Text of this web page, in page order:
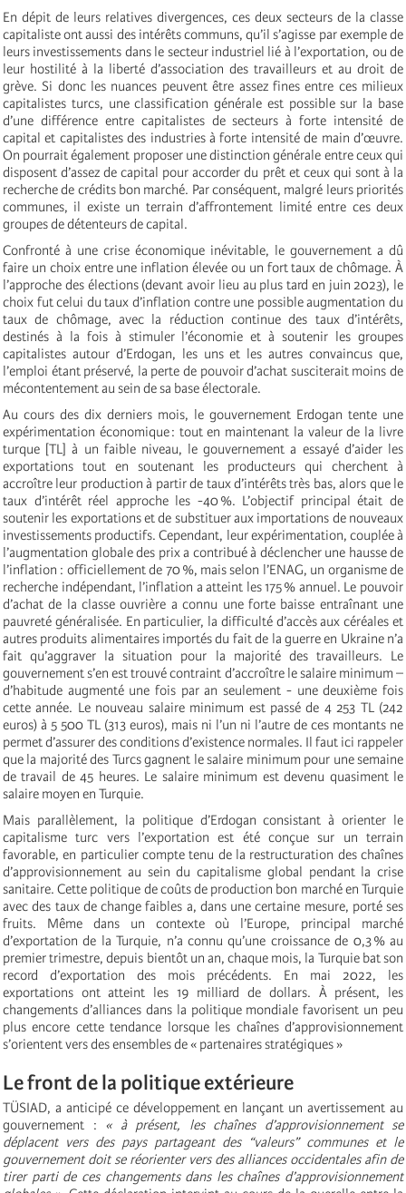
En dépit de leurs relatives divergences, ces deux secteurs de la classe
capitaliste ont aussi des intérêts communs, qu’il s’agisse par exemple de
leurs investissements dans le secteur industriel lié à l’exportation, ou de
leur hostilité à la liberté d’association des travailleurs et au droit de
grève. Si donc les nuances peuvent être assez fines entre ces milieux
capitalistes turcs, une classification générale est possible sur la base
d’une différence entre capitalistes de secteurs à forte intensité de
capital et capitalistes des industries à forte intensité de main d’œuvre.
On pourrait également proposer une distinction générale entre ceux qui
disposent d’assez de capital pour accorder du prêt et ceux qui sont à la
recherche de crédits bon marché. Par conséquent, malgré leurs priorités
communes, il existe un terrain d’affrontement limité entre ces deux
groupes de détenteurs de capital.
Confronté à une crise économique inévitable, le gouvernement a dû
faire un choix entre une inflation élevée ou un fort taux de chômage. À
l’approche des élections (devant avoir lieu au plus tard en juin 2023), le
choix fut celui du taux d’inflation contre une possible augmentation du
taux de chômage, avec la réduction continue des taux d’intérêts,
destinés à la fois à stimuler l’économie et à soutenir les groupes
capitalistes autour d’Erdogan, les uns et les autres convaincus que,
l’emploi étant préservé, la perte de pouvoir d’achat susciterait moins de
mécontentement au sein de sa base électorale.
Au cours des dix derniers mois, le gouvernement Erdogan tente une
expérimentation économique : tout en maintenant la valeur de la livre
turque [TL] à un faible niveau, le gouvernement a essayé d’aider les
exportations tout en soutenant les producteurs qui cherchent à
accroître leur production à partir de taux d’intérêts très bas, alors que le
taux d’intérêt réel approche les -40 %. L’objectif principal était de
soutenir les exportations et de substituer aux importations de nouveaux
investissements productifs. Cependant, leur expérimentation, couplée à
l’augmentation globale des prix a contribué à déclencher une hausse de
l’inflation : officiellement de 70 %, mais selon l’ENAG, un organisme de
recherche indépendant, l’inflation a atteint les 175 % annuel. Le pouvoir
d’achat de la classe ouvrière a connu une forte baisse entraînant une
pauvreté généralisée. En particulier, la difficulté d’accès aux céréales et
autres produits alimentaires importés du fait de la guerre en Ukraine n’a
fait qu’aggraver la situation pour la majorité des travailleurs. Le
gouvernement s’en est trouvé contraint d’accroître le salaire minimum –
d’habitude augmenté une fois par an seulement - une deuxième fois
cette année. Le nouveau salaire minimum est passé de 4 253 TL (242
euros) à 5 500 TL (313 euros), mais ni l’un ni l’autre de ces montants ne
permet d’assurer des conditions d’existence normales. Il faut ici rappeler
que la majorité des Turcs gagnent le salaire minimum pour une semaine
de travail de 45 heures. Le salaire minimum est devenu quasiment le
salaire moyen en Turquie.
Mais parallèlement, la politique d’Erdogan consistant à orienter le
capitalisme turc vers l’exportation est été conçue sur un terrain
favorable, en particulier compte tenu de la restructuration des chaînes
d’approvisionnement au sein du capitalisme global pendant la crise
sanitaire. Cette politique de coûts de production bon marché en Turquie
avec des taux de change faibles a, dans une certaine mesure, porté ses
fruits. Même dans un contexte où l’Europe, principal marché
d’exportation de la Turquie, n’a connu qu’une croissance de 0,3 % au
premier trimestre, depuis bientôt un an, chaque mois, la Turquie bat son
record d’exportation des mois précédents. En mai 2022, les
exportations ont atteint les 19 milliard de dollars. À présent, les
changements d’alliances dans la politique mondiale favorisent un peu
plus encore cette tendance lorsque les chaînes d’approvisionnement
s’orientent vers des ensembles de « partenaires stratégiques »
Le front de la politique extérieure
TÜSIAD, a anticipé ce développement en lançant un avertissement au
gouvernement : « à présent, les chaînes d’approvisionnement se
déplacent vers des pays partageant des “valeurs” communes et le
gouvernement doit se réorienter vers des alliances occidentales afin de
tirer parti de ces changements dans les chaînes d’approvisionnement